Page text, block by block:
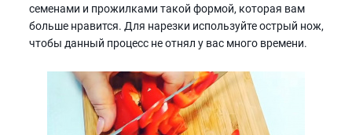
семенами и прожилками такой формой, которая вам
больше нравится. Для нарезки используйте острый нож,
чтобы данный процесс не отнял у вас много времени.